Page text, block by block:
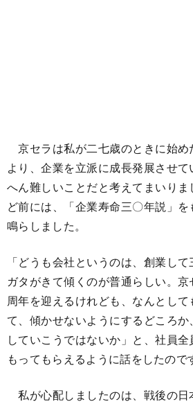
京セラは私が二七歳のときに始
より、企業を立派に成長発展させ
へん難しいことだと考えてまいり
ど前には、「企業寿命三〇年説」
鳴らしました。
「どうも会社というのは、創業して
ガタがきて傾くのが普通らしい。
周年を迎えるけれども、なんとし
て、傾かせないようにするどころ
していこうではないか」と、社員
もってもらえるように話をしたので
私が心配しましたのは、戦後の日